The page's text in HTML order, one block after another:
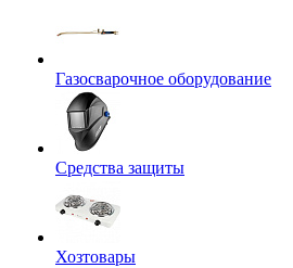
Газосварочное оборудование
Средства защиты
Хозтовары